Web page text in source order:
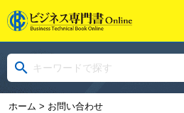
ホーム > お問い合わせ